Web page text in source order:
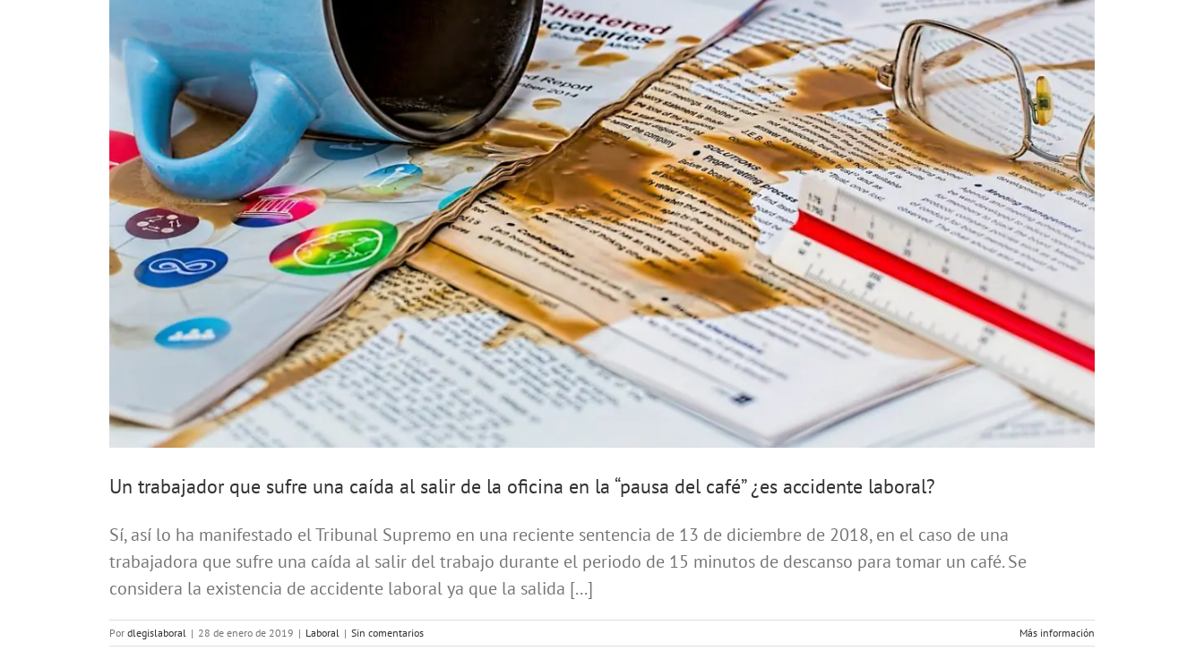
Un trabajador que sufre una caída al salir de la oficina en la “pausa del café” ¿es accidente laboral?
Sí, así lo ha manifestado el Tribunal Supremo en una reciente sentencia de 13 de diciembre de 2018, en el caso de una
trabajadora que sufre una caída al salir del trabajo durante el periodo de 15 minutos de descanso para tomar un café. Se
considera la existencia de accidente laboral ya que la salida [...]
Por dlegislaboral | 28 de enero de 2019 | Laboral | Sin comentarios Más información